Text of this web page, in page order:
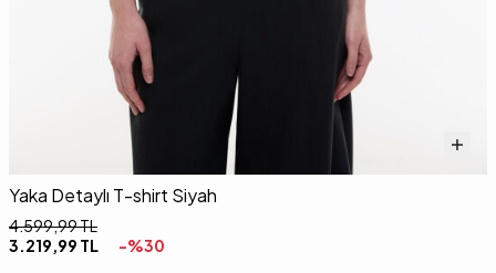
Yaka Detaylı T-shirt Siyah
4.599,99TL
3.219,99 TL -%30